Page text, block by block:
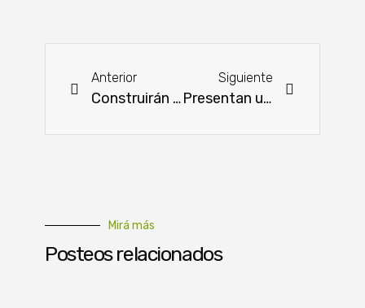
Anterior
Construirán la primera planta de aceite de soja en el Chaco
Siguiente
Presentan un súper deportivo de colección: Audi R8 Legende
Mirá más
Posteos relacionados